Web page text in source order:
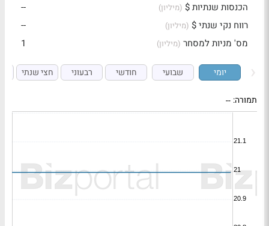
הכנסות שנתיות $ (מיליון)
--
רווח נקי שנתי $ (מיליון)
--
מס' מניות למסחר (מיליון) 1
יומי שבועי חודשי רבעוני חצי שנתי
תמורה: --